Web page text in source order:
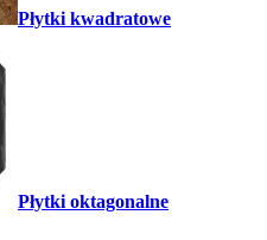
Płytki kwadratowe
Płytki oktagonalne